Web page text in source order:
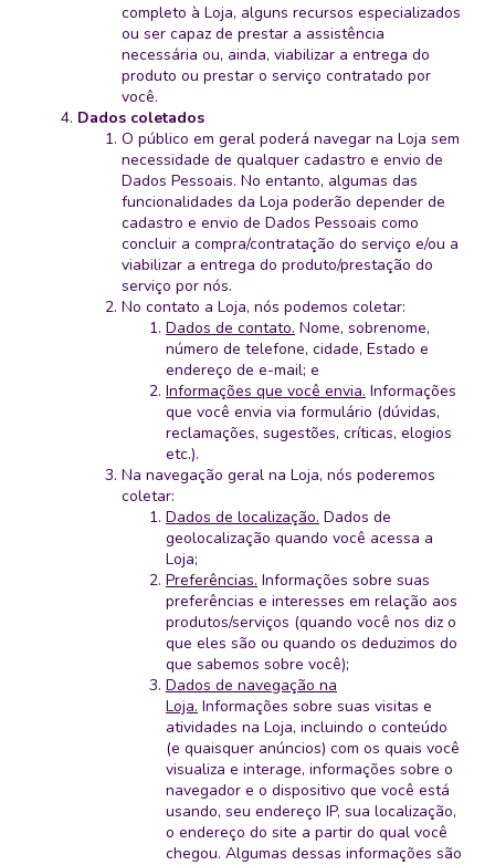
completo à Loja, alguns recursos especializados
ou ser capaz de prestar a assistência
necessária ou, ainda, viabilizar a entrega do
produto ou prestar o serviço contratado por
você.
Dados coletados
O público em geral poderá navegar na Loja sem
necessidade de qualquer cadastro e envio de
Dados Pessoais. No entanto, algumas das
funcionalidades da Loja poderão depender de
cadastro e envio de Dados Pessoais como
concluir a compra/contratação do serviço e/ou a
viabilizar a entrega do produto/prestação do
serviço por nós.
No contato a Loja, nós podemos coletar:
Dados de contato. Nome, sobrenome,
número de telefone, cidade, Estado e
endereço de e-mail; e
Informações que você envia. Informações
que você envia via formulário (dúvidas,
reclamações, sugestões, críticas, elogios
etc.).
Na navegação geral na Loja, nós poderemos
coletar:
Dados de localização. Dados de
geolocalização quando você acessa a
Loja;
Preferências. Informações sobre suas
preferências e interesses em relação aos
produtos/serviços (quando você nos diz o
que eles são ou quando os deduzimos do
que sabemos sobre você);
Dados de navegação na
Loja. Informações sobre suas visitas e
atividades na Loja, incluindo o conteúdo
(e quaisquer anúncios) com os quais você
visualiza e interage, informações sobre o
navegador e o dispositivo que você está
usando, seu endereço IP, sua localização,
o endereço do site a partir do qual você
chegou. Algumas dessas informações são